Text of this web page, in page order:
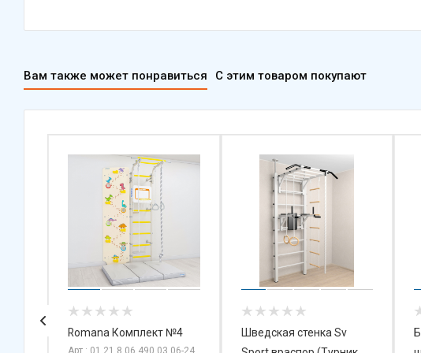
Вам также может понравиться С этим товаром покупают
Romana Комплект №4
Арт.: 01.21.8.06.490.03.06-24
Шведская стенка Sv